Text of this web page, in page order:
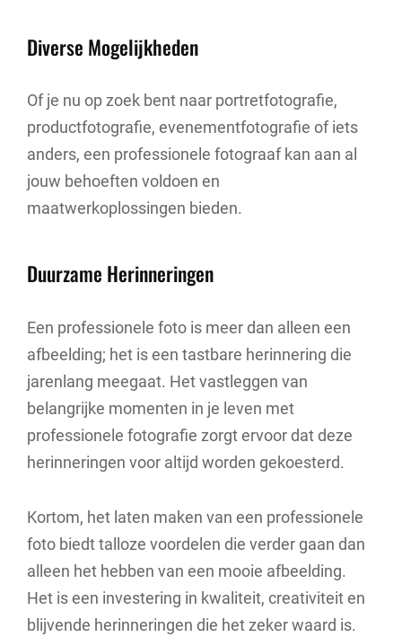
Diverse Mogelijkheden
Of je nu op zoek bent naar portretfotografie,
productfotografie, evenementfotografie of iets
anders, een professionele fotograaf kan aan al
jouw behoeften voldoen en
maatwerkoplossingen bieden.
Duurzame Herinneringen
Een professionele foto is meer dan alleen een
afbeelding; het is een tastbare herinnering die
jarenlang meegaat. Het vastleggen van
belangrijke momenten in je leven met
professionele fotografie zorgt ervoor dat deze
herinneringen voor altijd worden gekoesterd.
Kortom, het laten maken van een professionele
foto biedt talloze voordelen die verder gaan dan
alleen het hebben van een mooie afbeelding.
Het is een investering in kwaliteit, creativiteit en
blijvende herinneringen die het zeker waard is.